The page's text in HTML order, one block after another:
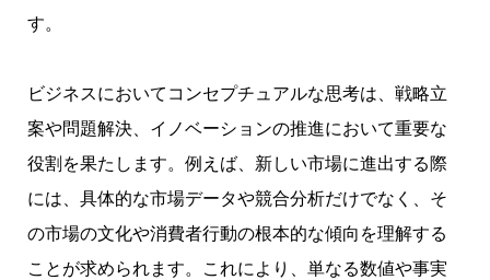
す。
ビジネスにおいてコンセプチュアルな思考は、戦略立
案や問題解決、イノベーションの推進において重要な
役割を果たします。例えば、新しい市場に進出する際
には、具体的な市場データや競合分析だけでなく、そ
の市場の文化や消費者行動の根本的な傾向を理解する
ことが求められます。これにより、単なる数値や事実